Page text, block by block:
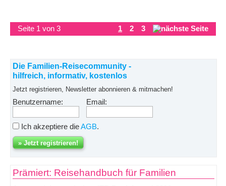
Seite 1 von 3 1 2 3
Die Familien-Reisecommunity -
hilfreich, informativ, kostenlos
Jetzt registrieren, Newsletter abonnieren & mitmachen!
Benutzername: Email:
Ich akzeptiere dieAGB.
Prämiert: Reisehandbuch für Familien